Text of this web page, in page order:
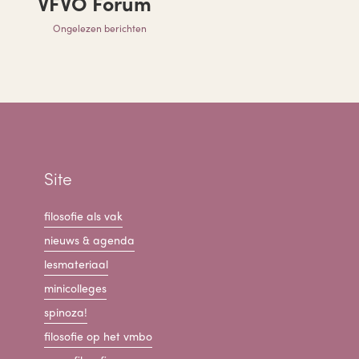
Ongelezen berichten
Site
filosofie als vak
nieuws & agenda
lesmateriaal
minicolleges
spinoza!
filosofie op het vmbo